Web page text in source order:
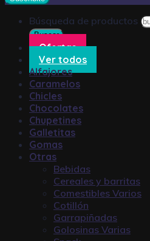
Búsqueda de productos
Buscar
Ofertas
Ver todos
Alfajores
Caramelos
Chicles
Chocolates
Chupetines
Galletitas
Gomas
Otras
Bebidas
Cereales y barritas
Comestibles Varios
Cotillón
Garrapiñadas
Golosinas Varias